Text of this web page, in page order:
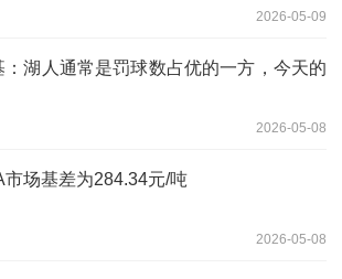
2026-05-09
湖人通常是罚球数占优的一方，今天的
2026-05-08
场基差为284.34元/吨
2026-05-08